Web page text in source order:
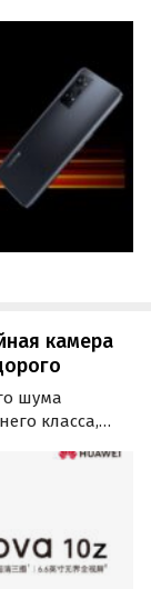
камера
шума
класса,
для
юаней или